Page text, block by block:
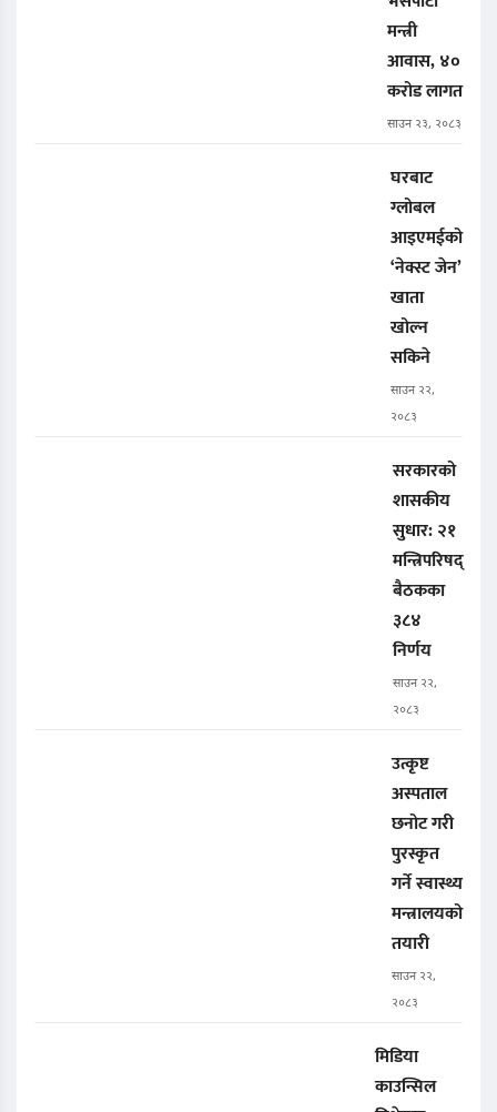
मन्त्री
आवास, ४०
करोड लागत
साउन २३, २०८३
घरबाट
ग्लोबल
आइएमईको
‘नेक्स्ट जेन’
खाता
खोल्न
सकिने
साउन २२,
२०८३
सरकारको
शासकीय
सुधार: २१
मन्त्रिपरिषद्
बैठकका
३८४
निर्णय
साउन २२,
२०८३
उत्कृष्ट
अस्पताल
छनोट गरी
पुरस्कृत
गर्ने स्वास्थ्य
मन्त्रालयको
तयारी
साउन २२,
२०८३
मिडिया
काउन्सिल